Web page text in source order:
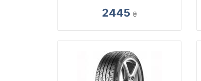
2445 ₴